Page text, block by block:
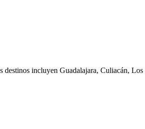
destinos incluyen Guadalajara, Culiacán, Los